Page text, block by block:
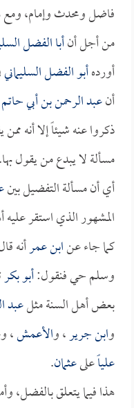
فاضل ومحدث وإمام، ومع
من أجل أنأبا الفضل
أوردهأبو الفضل السليماني
أنعبد الرحمن بن أبي حاتم
ذكروا عنه شيئاً إلا أنه
مسألة لا يبدع من يقول بها.
أي أن مسألة التفضيل بين
المشهور الذي استقر
كما جاء عنابن عمرأنه
وسلم حي فنقول:أبو بكر
بعض أهل السنة مثلعبد
وابن جرير، والأعمش،
علياًعلىعثمان.
هذا فيما يتعلق بالفضل،